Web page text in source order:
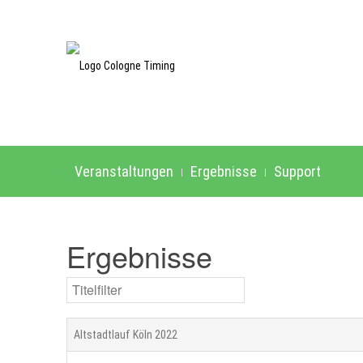
Veranstaltungen Ergebnisse Support
Ergebnisse
Titelfilter
Altstadtlauf Köln 2022